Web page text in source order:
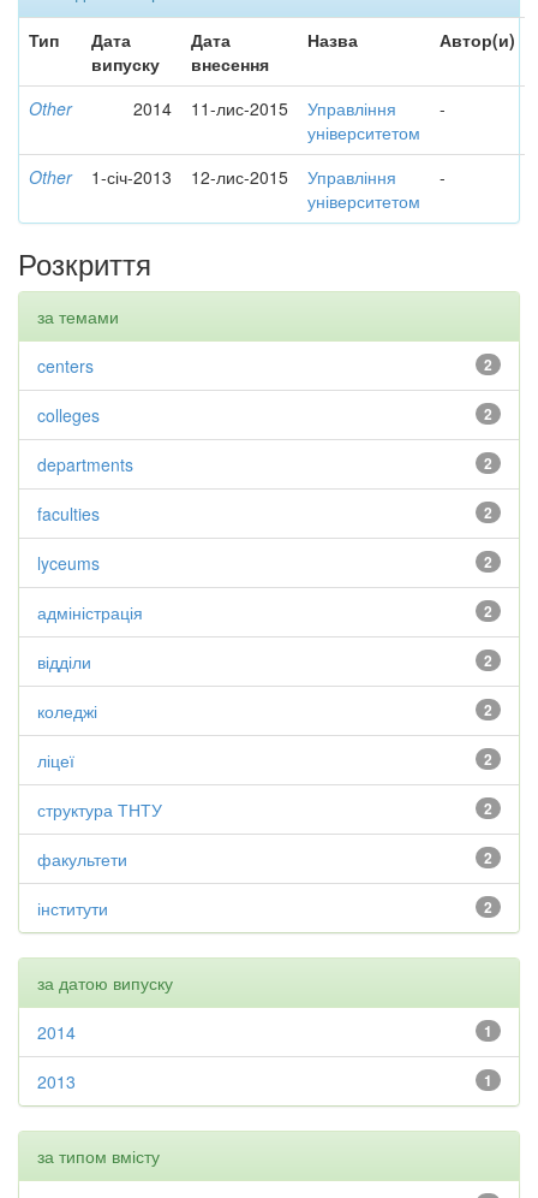
Тип
Дата
випуску
Дата
внесення
Назва Автор(и)
Other 2014 11-лис-2015
Управління
університетом
-
Other 1-січ-2013 12-лис-2015
Управління
університетом
-
Розкриття
за темами
2
centers
2
colleges
2
departments
2
faculties
2
lyceums
2
адміністрація
2
відділи
2
коледжі
2
ліцеї
2
структура ТНТУ
2
факультети
2
інститути
за датою випуску
1
2014
1
2013
за типом вмісту